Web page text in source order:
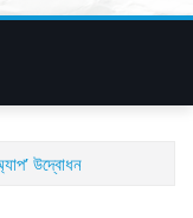
উদ্বোধন